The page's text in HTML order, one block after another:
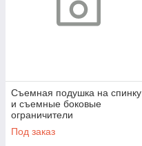
Съемная подушка на спинку
и съемные боковые
ограничители
Под заказ